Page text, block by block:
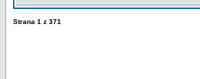
Strana 1 z 371